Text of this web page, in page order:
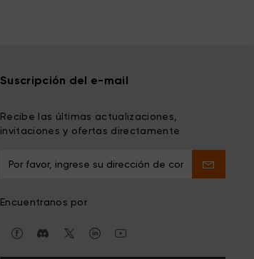
Suscripción del e-mail
Recibe las últimas actualizaciones,
invitaciones y ofertas directamente
Encuentranos por